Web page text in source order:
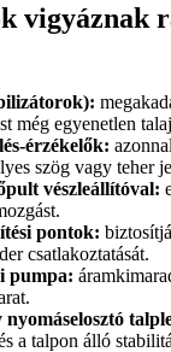
vigyáznak
még egyenetlen
érzékelők:
szög vagy teher
vészleállítóval:
pontok:
csatlakoztatását.
pumpa:
a talpon álló